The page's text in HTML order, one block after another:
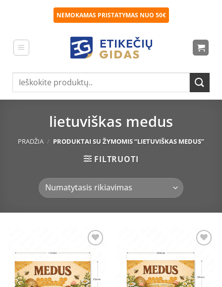
NEMOKAMAS PRISTATYMAS NUO 50€
Ieškoti:
lietuviškas medus
PRADŽIA / PRODUKTAI SU ŽYMOMIS “LIETUVIŠKAS MEDUS”
FILTRUOTI
Pridėti
į norų
sąrašą
Pridėti
į norų
sąrašą